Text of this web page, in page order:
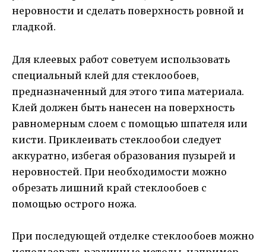
неровности и сделать поверхность ровной и
гладкой.
Для клеевых работ советуем использовать
специальный клей для стеклообоев,
предназначенный для этого типа материала.
Клей должен быть нанесен на поверхность
равномерным слоем с помощью шпателя или
кисти. Приклеивать стеклообои следует
аккуратно, избегая образования пузырей и
неровностей. При необходимости можно
обрезать лишний край стеклообоев с
помощью острого ножа.
При последующей отделке стеклообоев можно